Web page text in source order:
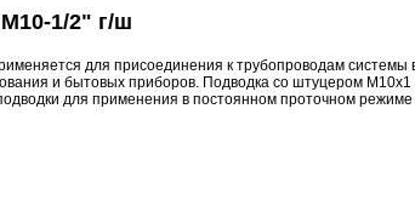
1/2" г/ш
для присоединения к трубопроводам
и бытовых приборов. Подводка со штуцером
для применения в постоянном проточном